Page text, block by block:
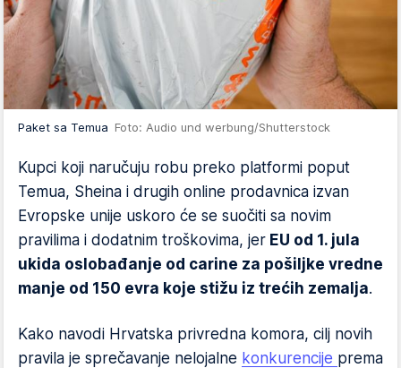
Paket sa Temua Foto: Audio und werbung/Shutterstock
Kupci koji naručuju robu preko platformi poput
Temua, Sheina i drugih online prodavnica izvan
Evropske unije uskoro će se suočiti sa novim
pravilima i dodatnim troškovima, jer EU od 1. jula
ukida oslobađanje od carine za pošiljke vredne
manje od 150 evra koje stižu iz trećih zemalja.
Kako navodi Hrvatska privredna komora, cilj novih
pravila je sprečavanje nelojalne konkurencije prema